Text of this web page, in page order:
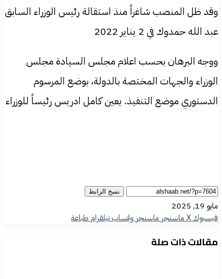
وقد ظل المنصب شاغراً منذ استقالة رئيس الوزراء السابق
عبد الله حمدوك في 2 يناير 2022
ووجه البرهان بحسب اعلام مجلس السيادة مجلس
الوزراء والجهات المختصة بالدولة، بوضع المرسوم
الدستوري موضع التنفيذ. يعين كامل ادريس رئيساً للوزراء
نسخ الرابط
مايو 19, 2025
فيسبوك‫Xماسنجر ماسنجر واتسابتيلقرامطباعة
مقالات ذات صلة